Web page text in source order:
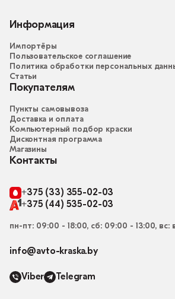
Информация
Импортёры
Пользовательское соглашение
Политика обработки персональных
Статьи
Покупателям
Пункты самовывоза
Доставка и оплата
Компьютерный подбор краски
Дисконтная программа
Магазины
Контакты
+375 (33) 355-02-03
+375 (44) 535-02-03
пн-пт: 09:00 - 18:00, сб: 09:00 - 13:00, вс:
info@avto-kraska.by
Viber Telegram